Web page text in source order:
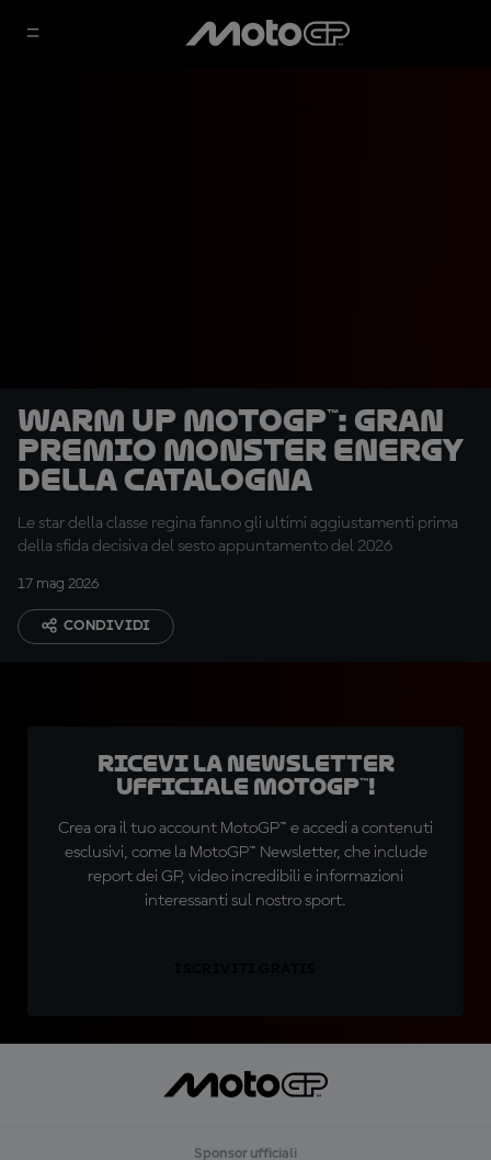
Warm Up MotoGP™: Gran
Premio Monster Energy
della Catalogna
Le star della classe regina fanno gli ultimi aggiustamenti prima
della sfida decisiva del sesto appuntamento del 2026
17 mag 2026
CONDIVIDI
Ricevi la newsletter
ufficiale MotoGP™!
Crea ora il tuo account MotoGP™ e accedi a contenuti
esclusivi, come la MotoGP™ Newsletter, che include
report dei GP, video incredibili e informazioni
interessanti sul nostro sport.
Sponsor ufficiali